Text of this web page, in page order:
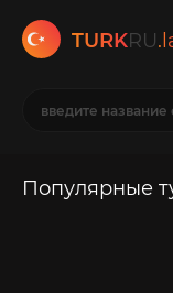
TURKRU
Популярные